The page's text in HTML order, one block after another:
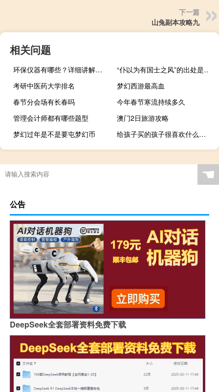
下一篇
山兔副本攻略九
相关问题
环保仪器有哪些？详细讲解各类环保仪器的使用方法
“仆以为有国士之风”的出处是哪里
考研中医药大学排名
梦幻西游最高血
春节分会场有长春吗
今年春节寒流持续多久
管理会计师都有哪些题型
澳门2日旅游攻略
梦幻过年是不是要屯梦幻币
给孩子买的孩子很喜欢什么梗什么梗
牛拜年怎么画
☚
公告
DeepSeek全套部署资料免费下载